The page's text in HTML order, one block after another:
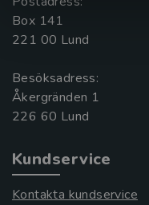
Box 141
221 00 Lund
Besöksadress:
Åkergränden 1
Kundservice
Kontakta kundservice